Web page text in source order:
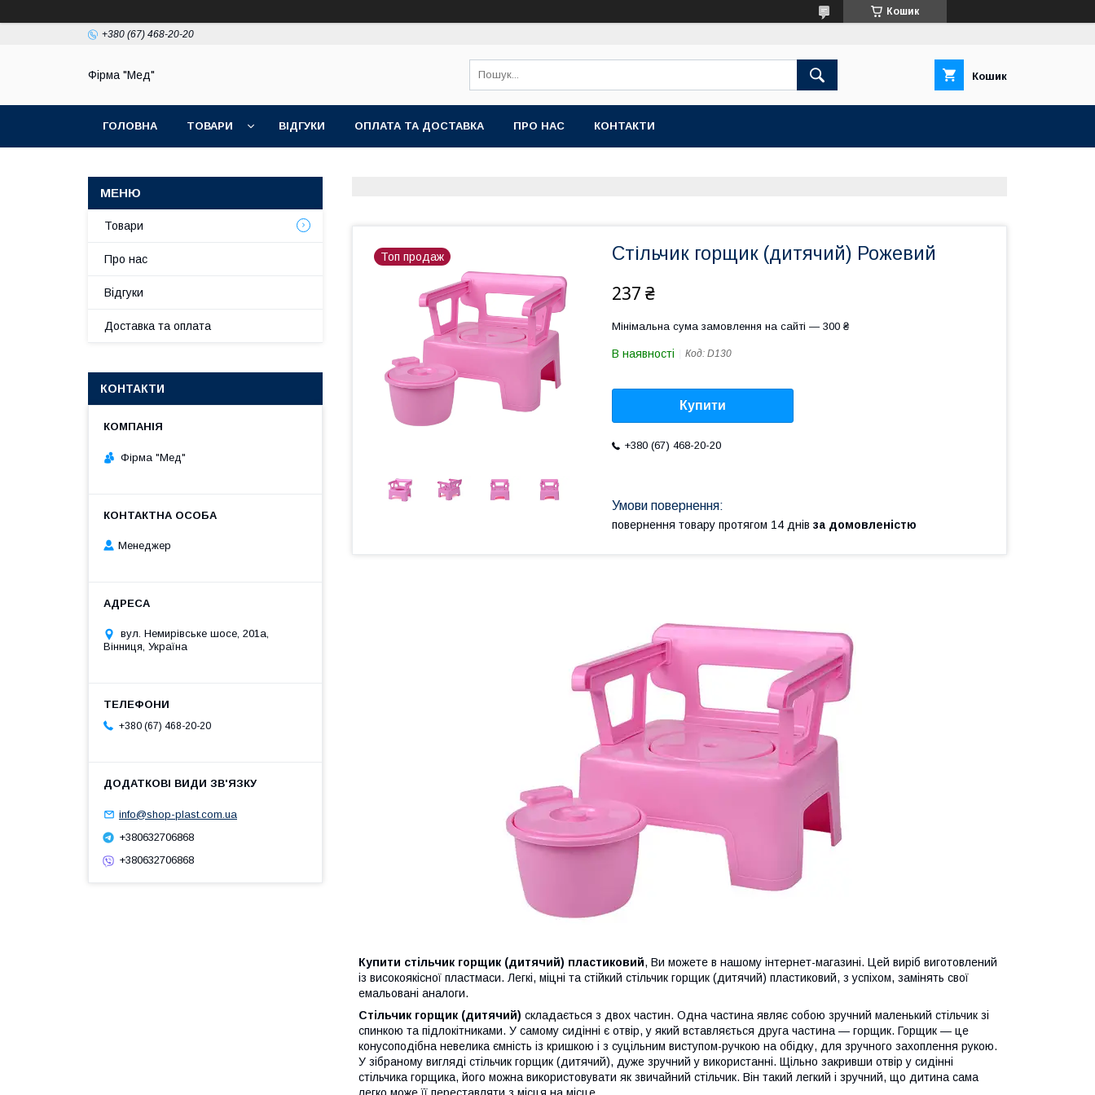
Кошик
+380 (67) 468-20-20
Фірма "Мед" Кошик
ГОЛОВНА ТОВАРИ ВІДГУКИ ОПЛАТА ТА ДОСТАВКА ПРО НАС КОНТАКТИ
Топ продаж Стільчик горщик (дитячий) Рожевий
237 ₴
Мінімальна сума замовлення на сайті — 300 ₴
В наявності Код: D130
Купити
+380 (67) 468-20-20
повернення товару протягом 14 днів за домовленістю
Купити стільчик горщик (дитячий) пластиковий, Ви можете в нашому інтернет-магазині. Цей виріб виготовлений
із високоякісної пластмаси. Легкі, міцні та стійкий стільчик горщик (дитячий) пластиковий, з успіхом, замінять свої
емальовані аналоги.
Стільчик горщик (дитячий) складається з двох частин. Одна частина являє собою зручний маленький стільчик зі
спинкою та підлокітниками. У самому сидінні є отвір, у який вставляється друга частина — горщик. Горщик — це
конусоподібна невелика ємність із кришкою і з суцільним виступом-ручкою на обідку, для зручного захоплення рукою.
У зібраному вигляді стільчик горщик (дитячий), дуже зручний у використанні. Щільно закривши отвір у сидінні
стільчика горщика, його можна використовувати як звичайний стільчик. Він такий легкий і зручний, що дитина сама
легко може її переставляти з місця на місце.
Товари
Про нас
Відгуки
Доставка та оплата
КОНТАКТИ
Фірма "Мед"
Менеджер
вул. Немирівське шосе, 201а,
Вінниця, Україна
+380 (67) 468-20-20
info@shop-plast.com.ua
+380632706868
+380632706868